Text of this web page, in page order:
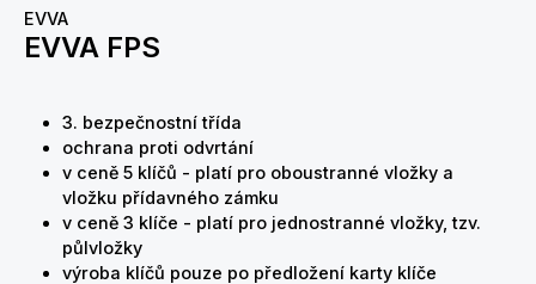
EVVA
EVVA FPS
3. bezpečnostní třída
ochrana proti odvrtání
v ceně 5 klíčů - platí pro oboustranné vložky a
vložku přídavného zámku
v ceně 3 klíče - platí pro jednostranné vložky, tzv.
půlvložky
výroba klíčů pouze po předložení karty klíče